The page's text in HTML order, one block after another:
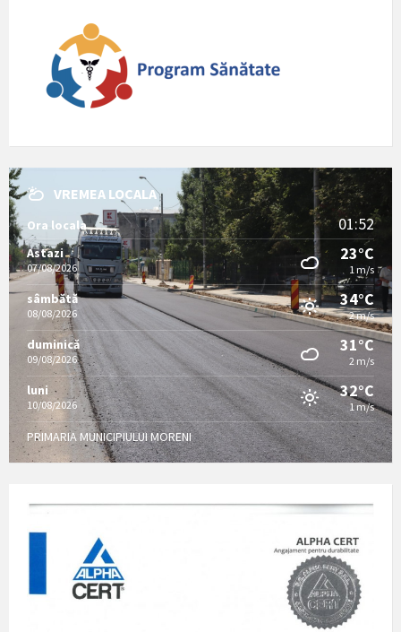
VREMEA LOCALA
Ora locala 01:52
Astazi
07/08/2026
23°C
1 m/s
sâmbătă
08/08/2026
34°C
2 m/s
duminică
09/08/2026
31°C
2 m/s
luni
10/08/2026
32°C
1 m/s
PRIMARIA MUNICIPIULUI MORENI